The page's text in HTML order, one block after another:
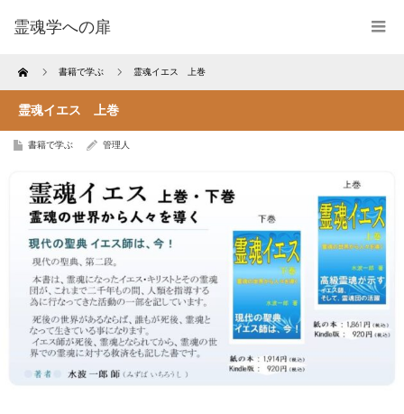
霊魂学への扉
Home 書籍で学ぶ 霊魂イエス 上巻
霊魂イエス 上巻
書籍で学ぶ 管理人